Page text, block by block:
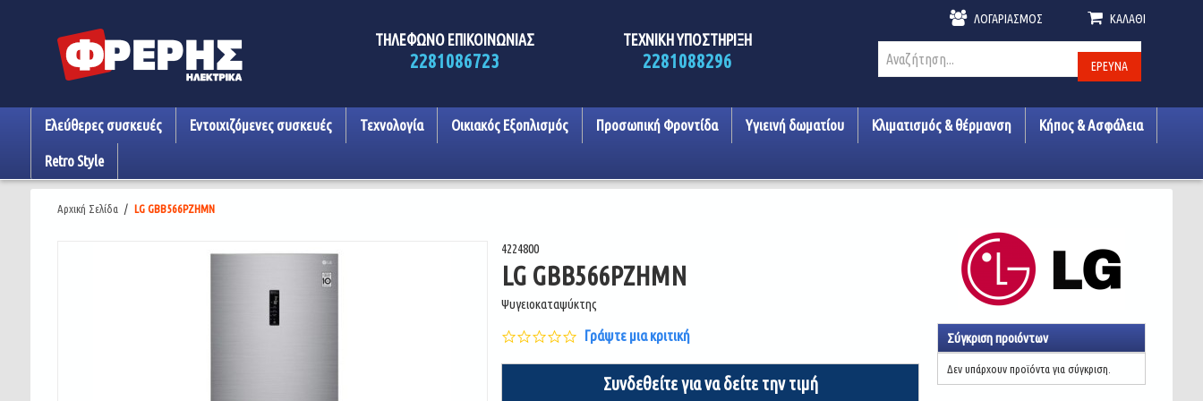
ΤΗΛΕΦΩΝΟ ΕΠΙΚΟΙΝΩΝΙΑΣ
2281086723
ΤΕΧΝΙΚΗ ΥΠΟΣΤΗΡΙΞΗ
2281088296
ΛΟΓΑΡΙΑΣΜΌΣ ΚΑΛΆΘΙ
ΈΡΕΥΝΑ
Ελεύθερες συσκευές Εντοιχιζόμενες συσκευές Τεχνολογία Οικιακός Εξοπλισμός Προσωπική Φροντίδα Υγιεινή δωματίου Κλιματισμός & θέρμανση Κήπος & Ασφάλεια
Retro Style
Αρχική Σελίδα / LG GBB566PZHMN
4224800
LG GBB566PZHMN
Ψυγειοκαταψύκτης
0.0
star
rating
Γράψτε μια κριτική
Συνδεθείτε για να δείτε την τιμή
Σύγκριση προιόντων
Δεν υπάρχουν προϊόντα για σύγκριση.